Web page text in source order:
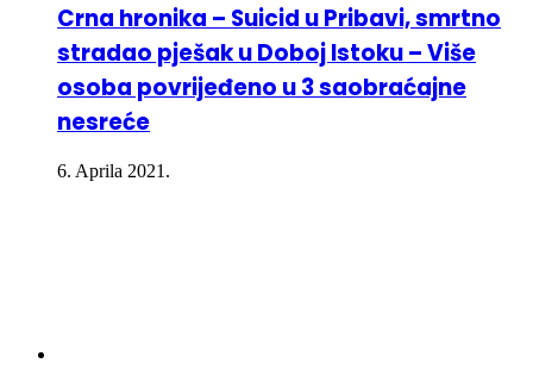
Crna hronika – Suicid u Pribavi, smrtno
stradao pješak u Doboj Istoku – Više
osoba povrijeđeno u 3 saobraćajne
nesreće
6. Aprila 2021.